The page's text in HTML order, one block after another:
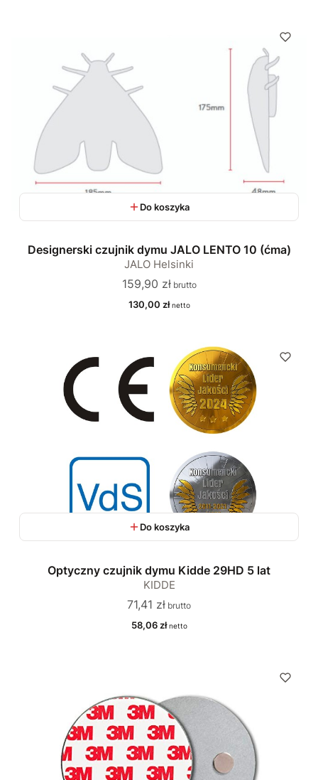
Do koszyka
Designerski czujnik dymu JALO LENTO 10 (ćma)
JALO Helsinki
Cena
159,90 zł
Cena
130,00 zł
Do koszyka
Optyczny czujnik dymu Kidde 29HD 5 lat
KIDDE
Cena
71,41 zł
Cena
58,06 zł